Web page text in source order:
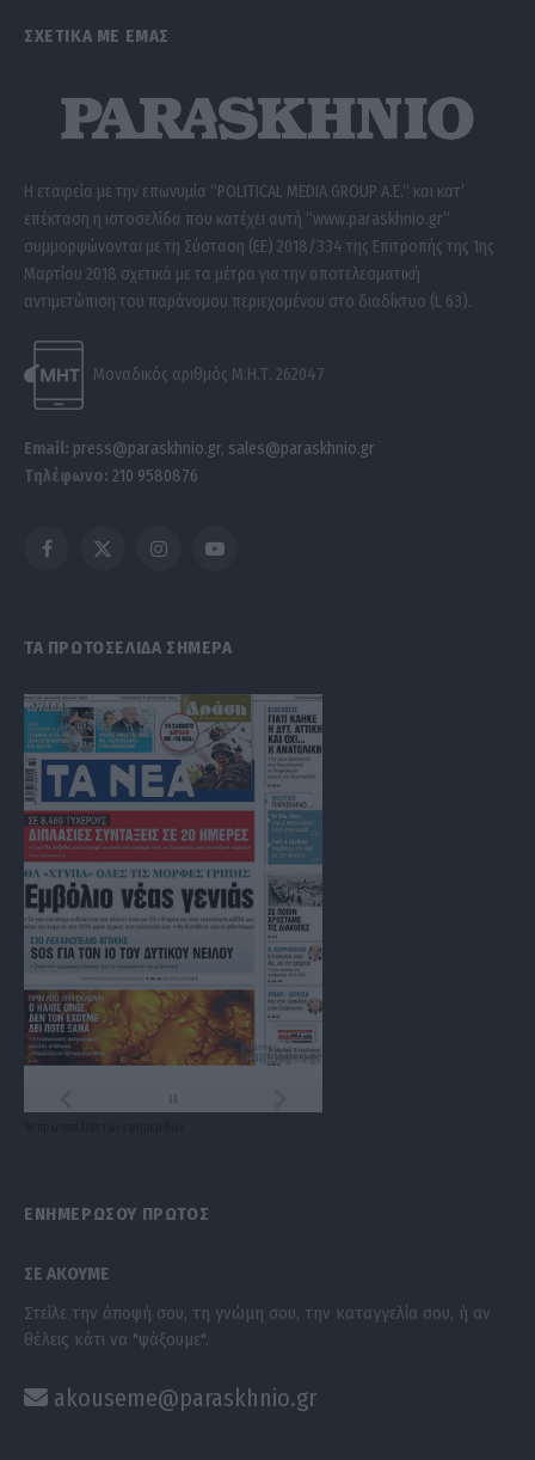
ΣΧΕΤΙΚΑ ΜΕ ΕΜΑΣ
Η εταιρεία με την επωνυμία “POLITICAL MEDIA GROUP A.E.” και κατ’
επέκταση η ιστοσελίδα που κατέχει αυτή “www.paraskhnio.gr”
συμμορφώνονται με τη Σύσταση (ΕΕ) 2018/334 της Επιτροπής της 1ης
Μαρτίου 2018 σχετικά με τα μέτρα για την αποτελεσματική
αντιμετώπιση του παράνομου περιεχομένου στο διαδίκτυο (L 63).
Μοναδικός αριθμός Μ.Η.Τ. 262047
Email: press@paraskhnio.gr, sales@paraskhnio.gr
Τηλέφωνο: 210 9580876
Facebook
X
InstagramYouTube
ΤΑ ΠΡΩΤΟΣΕΛΙΔΑ ΣΗΜΕΡΑ
ΕΝΗΜΕΡΩΣΟΥ ΠΡΩΤΟΣ
ΣΕ ΑΚΟΥΜΕ
Στείλε την άποψή σου, τη γνώμη σου, την καταγγελία σου, ή αν
θέλεις κάτι να "ψάξουμε".
akouseme@paraskhnio.gr